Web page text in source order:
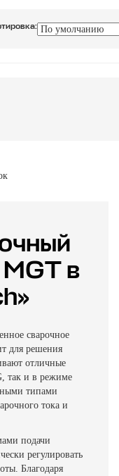
в
сварочное
для решения
отличные
так и в режиме
типами
тока и
подачи
регулировать
Благодаря